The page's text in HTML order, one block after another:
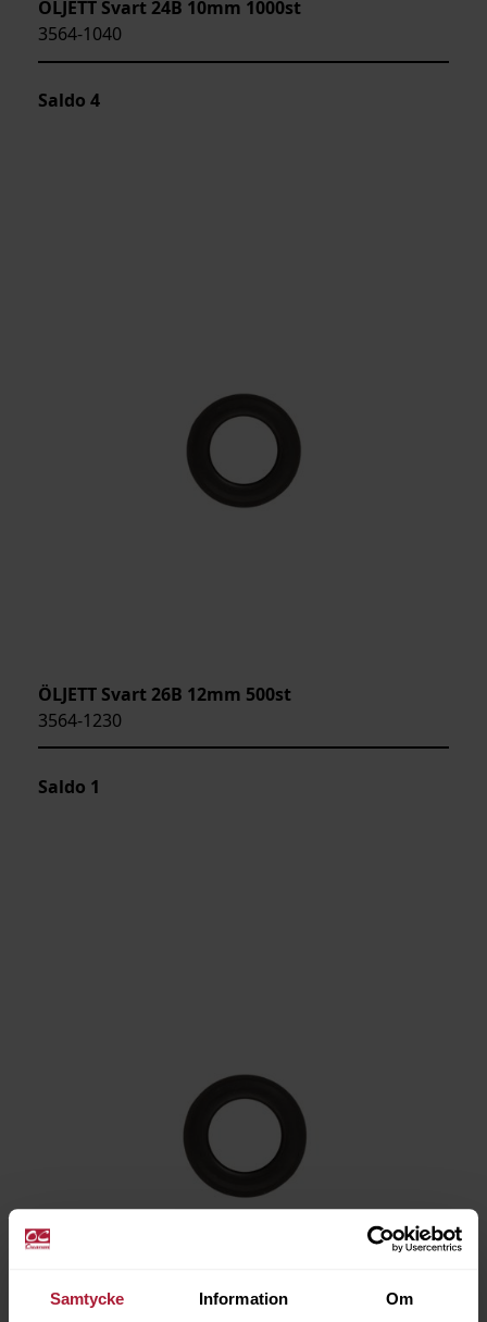
Samtycke Information Om
ÖLJETT Svart 24B 10mm 1000st
3564-1040
Saldo 4
ÖLJETT Svart 26B 12mm 500st
3564-1230
Saldo 1